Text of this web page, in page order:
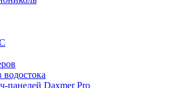
панелей Daxmer Pro